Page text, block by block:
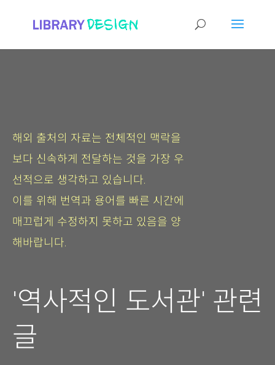
해외 출처의 자료는 전체적인 맥락을
보다 신속하게 전달하는 것을 가장 우
선적으로 생각하고 있습니다.
이를 위해 번역과 용어를 빠른 시간에
매끄럽게 수정하지 못하고 있음을 양
해바랍니다.
'역사적인 도서관' 관련
글